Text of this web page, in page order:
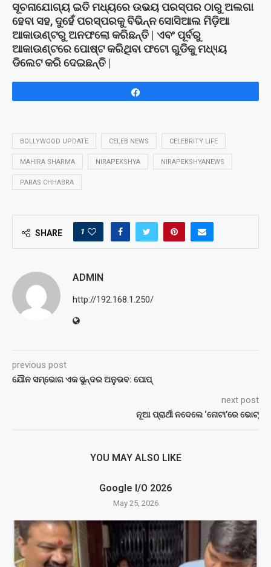
ସୂଚନାଯୋଗ୍ୟ ଇତି ମଧ୍ୟରେ ଉଭୟ ପରସ୍ପର ଠାରୁ ଅଲଗା
ହେବା ସହ, ଦୁହେଁ ପରସ୍ପରକୁ ବିଭିନ୍ନ ସୋସିଆଲ ମିଡ଼ିଆ
ଆକାଉଣ୍ଟରୁ ଅନଫଲୋ କରିଛନ୍ତି | ଏବଂ ପୂର୍ବରୁ
ଆକାଉଣ୍ଟରେ ପୋଷ୍ଟ କରିଥିବା ଫଟୋ ଗୁଡିକୁ ମଧ୍ୟ୍ୟ
ଡିଲେଟ କରି ଦେଇଛନ୍ତି |
BOLLYWOOD UPDATE CELEB NEWS CELEBRITY LIFE
MAHIRA SHARMA NIRAPEKSHYA NIRAPEKSHYANEWS
PARAS CHHABRA
SHARE 1
ADMIN
http://192.168.1.250/
previous post
ଯୌନ ସମ୍ଭୋଗ ଏକ ସୁନ୍ଦର ଅନୁଭବ: ପୋପ୍‌
next post
ନୂଆ ପ୍ରାର୍ଥୀ ନଦେଲେ ‘ନୋଟା’ରେ ଭୋଟ୍‌
YOU MAY ALSO LIKE
Google I/O 2026
May 25, 2026